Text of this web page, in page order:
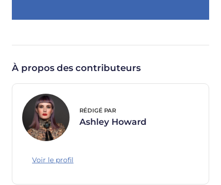
À propos des contributeurs
RÉDIGÉ PAR
Ashley Howard
Voir le profil